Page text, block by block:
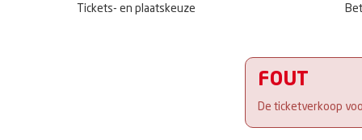
Tickets- en plaatskeuze
FOUT
De ticketverkoop